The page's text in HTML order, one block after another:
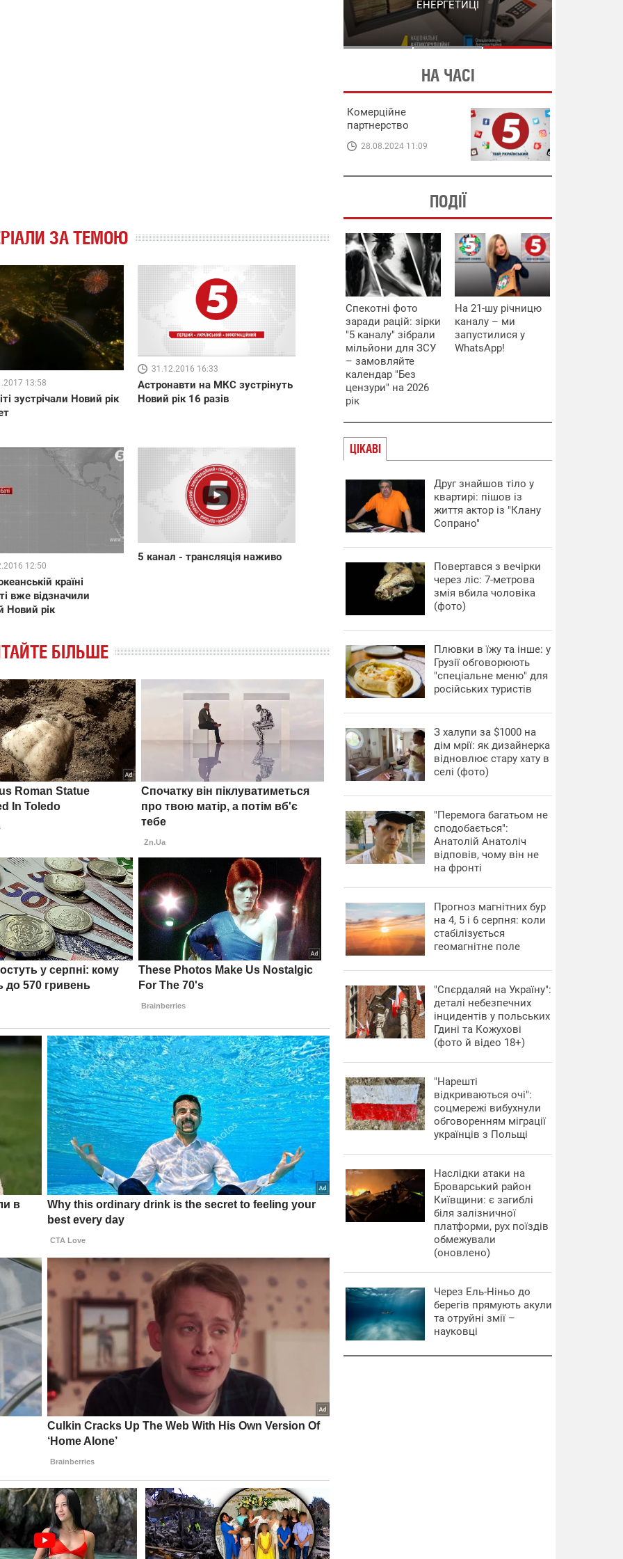
ЗА ТЕМОЮ
13:58
зустрічали Новий рік
31.12.2016 16:33
Астронавти на МКС зустрінуть
Новий рік 16 разів
12:50
країні
вже відзначили
Новий рік
5 канал - трансляція наживо
БІЛЬШЕ
СХЕМИ В ЕНЕРГЕТИЦІ
ЕНЕРГЕТИЦІ
НА ЧАСІ
Комерційне
партнерство
28.08.2024 11:09
ПОДІЇ
Спекотні фото
заради рацій: зірки
"5 каналу" зібрали
мільйони для ЗСУ
– замовляйте
календар "Без
цензури" на 2026
рік
На 21-шу річницю
каналу – ми
запустилися у
WhatsApp!
ЦІКАВІ
Друг знайшов тіло у
квартирі: пішов із
життя актор із "Клану
Сопрано"
Повертався з вечірки
через ліс: 7-метрова
змія вбила чоловіка
(фото)
Плювки в їжу та інше: у
Грузії обговорюють
"спеціальне меню" для
російських туристів
З халупи за $1000 на
дім мрії: як дизайнерка
відновлює стару хату в
селі (фото)
"Перемога багатьом не
сподобається":
Анатолій Анатоліч
відповів, чому він не
на фронті
Прогноз магнітних бур
на 4, 5 і 6 серпня: коли
стабілізується
геомагнітне поле
"Спєрдаляй на Україну":
деталі небезпечних
інцидентів у польських
Гдині та Кожухові
(фото й відео 18+)
"Нарешті
відкриваються очі":
соцмережі вибухнули
обговоренням міграції
українців з Польщі
Наслідки атаки на
Броварський район
Київщини: є загиблі
біля залізничної
платформи, рух поїздів
обмежували
(оновлено)
Через Ель-Ніньо до
берегів прямують акули
та отруйні змії –
науковці